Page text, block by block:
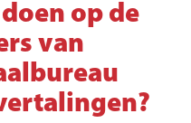
op de
van